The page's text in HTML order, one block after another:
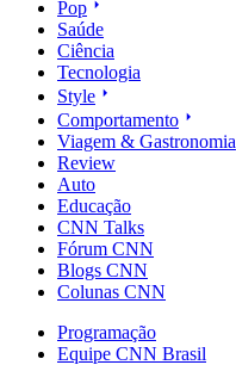
Pop
Saúde
Ciência
Tecnologia
Style
Comportamento
Viagem & Gastronomia
Review
Auto
Educação
CNN Talks
Fórum CNN
Blogs CNN
Colunas CNN
Programação
Equipe CNN Brasil